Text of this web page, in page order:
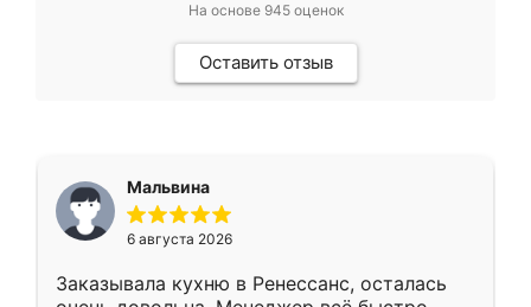
На основе 945оценок
Оставить отзыв
Мальвина
6 августа 2026
Заказывала кухню в Ренессанс, осталась